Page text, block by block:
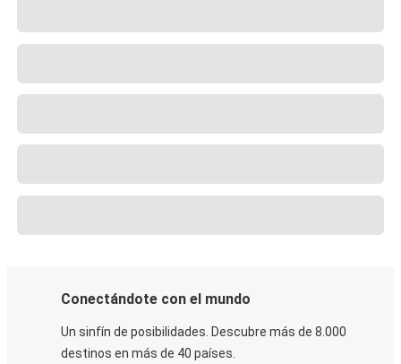
Conectándote con el mundo
Un sinfín de posibilidades. Descubre más de 8.000
destinos en más de 40 países.